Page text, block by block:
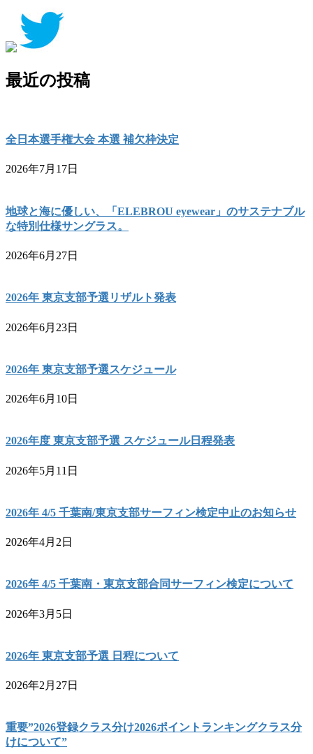
最近の投稿
全日本選手権大会 本選 補欠枠決定
2026年7月17日
地球と海に優しい、「ELEBROU eyewear」のサステナブル
な特別仕様サングラス。
2026年6月27日
2026年 東京支部予選リザルト発表
2026年6月23日
2026年 東京支部予選スケジュール
2026年6月10日
2026年度 東京支部予選 スケジュール日程発表
2026年5月11日
2026年 4/5 千葉南/東京支部サーフィン検定中止のお知らせ
2026年4月2日
2026年 4/5 千葉南・東京支部合同サーフィン検定について
2026年3月5日
2026年 東京支部予選 日程について
2026年2月27日
重要”2026登録クラス分け2026ポイントランキングクラス分
けについて”